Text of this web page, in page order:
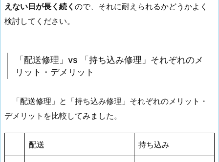
えない日が長く続く ので、それに耐えられるかどうかよく
検討してください。
「配送修理」vs 「持ち込み修理」それぞれのメ
リット・デメリット
「配送修理」と「持ち込み修理」それぞれのメリット・
デメリットを比較してみました。
配送 持ち込み